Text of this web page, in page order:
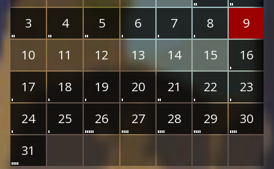
3
4 5 6 7 8
9
10
11 12 13 14 15
16
17
18 19 20 21 22
23
24
25 26 27 28 29
30
31